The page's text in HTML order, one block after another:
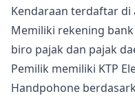
Kendaraan terdaftar di
Memiliki rekening
biro pajak dan pajak
Pemilik memiliki KTP
Handpohone